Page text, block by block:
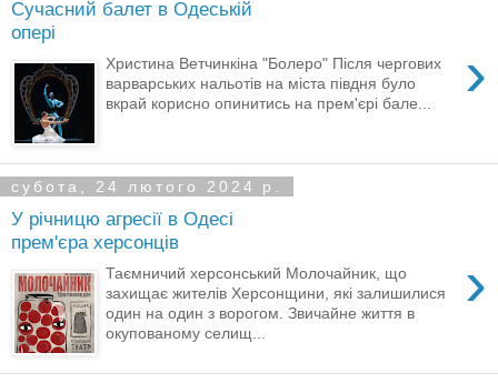
Сучасний балет в Одеській
опері
›
Христина Ветчинкіна "Болеро" Після чергових
варварських нальотів на міста півдня було
вкрай корисно опинитись на прем'єрі бале...
субота, 24 лютого 2024 р.
У річницю агресії в Одесі
прем'єра херсонців
›
Таємничий херсонський Молочайник, що
захищає жителів Херсонщини, які залишилися
один на один з ворогом. Звичайне життя в
окупованому селищ...